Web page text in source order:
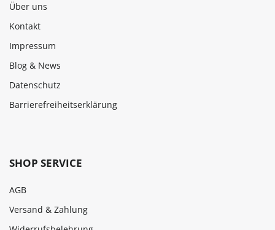
Über uns
Kontakt
Impressum
Blog & News
Datenschutz
Barrierefreiheitserklärung
SHOP SERVICE
AGB
Versand & Zahlung